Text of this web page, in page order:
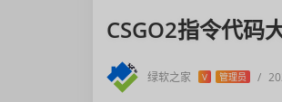
CSGO2指令代码
绿软之家 V 管理员 /